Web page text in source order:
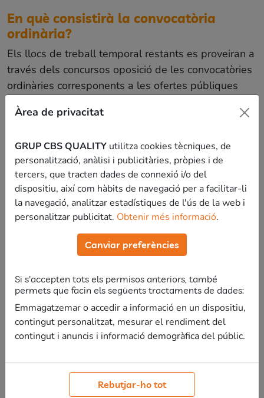
En què consistirà la convocatòria
ordinària?
Els llocs de treball temporal restants es proveiran a
través dels concursos oposició de les convocatòries
ordinàries corresponents a les ofertes públiques
del 2023.
Per aquestes places, a opositaresfacil.cat tenim
cursos específics per a tu:
GENERALITAT DE CATALUNYA
Auxiliar Administratiu
TEMARI I SUPÒSITS PRÀCTICS
GENERALITAT DE CATALUNYA
Àrea de privacitat
GRUP CBS QUALITY utilitza cookies tècniques, de
personalització, anàlisi i publicitàries, pròpies i de
tercers, que tracten dades de connexió i/o del
dispositiu, així com hàbits de navegació per a facilitar-li
la navegació, analitzar estadístiques de l'ús de la web i
personalitzar publicitat. Obtenir més informació.
Canviar preferències
Si s'accepten tots els permisos anteriors, també
permets que facin els següents tractaments de dades:
Emmagatzemar o accedir a informació en un dispositiu,
contingut personalitzat, mesurar el rendiment del
contingut i anuncis i informació demogràfica del públic.
Rebutjar-ho tot